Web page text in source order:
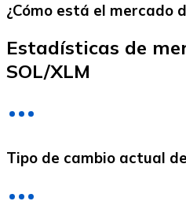
¿Cómo está el mercado
Estadísticas de
SOL/XLM
Tipo de cambio actual